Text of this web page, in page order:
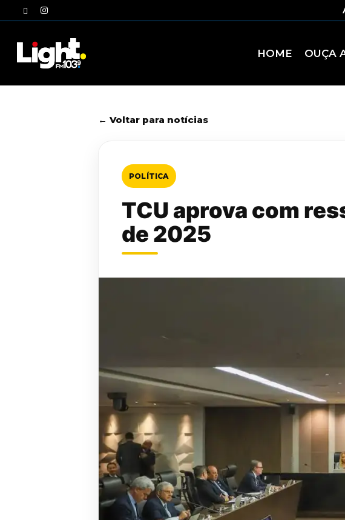
to
twitterinstagram
HOME OUÇA
← Voltar para notícias
POLÍTICA
TCU aprova com
de 2025